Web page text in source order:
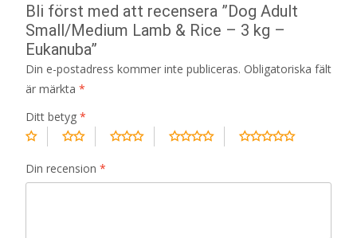
Bli först med att recensera ”Dog Adult
Small/Medium Lamb & Rice – 3 kg –
Eukanuba”
Din e-postadress kommer inte publiceras. Obligatoriska fält
är märkta *
Ditt betyg *
Din recension *